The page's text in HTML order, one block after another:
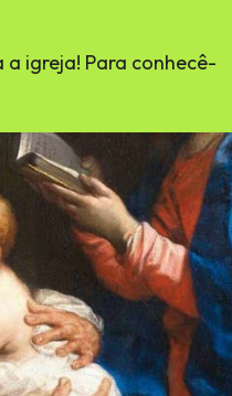
igreja! Para conhecê-